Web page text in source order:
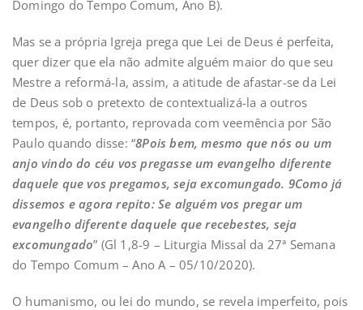
Domingo do Tempo Comum, Ano B).
Mas se a própria Igreja prega que Lei de Deus é perfeita,
quer dizer que ela não admite alguém maior do que seu
Mestre a reformá-la, assim, a atitude de afastar-se da Lei
de Deus sob o pretexto de contextualizá-la a outros
tempos, é, portanto, reprovada com veemência por São
Paulo quando disse: “8Pois bem, mesmo que nós ou um
anjo vindo do céu vos pregasse um evangelho diferente
daquele que vos pregamos, seja excomungado. 9Como já
dissemos e agora repito: Se alguém vos pregar um
evangelho diferente daquele que recebestes, seja
excomungado” (Gl 1,8-9 – Liturgia Missal da 27ª Semana
do Tempo Comum – Ano A – 05/10/2020).
O humanismo, ou lei do mundo, se revela imperfeito, pois